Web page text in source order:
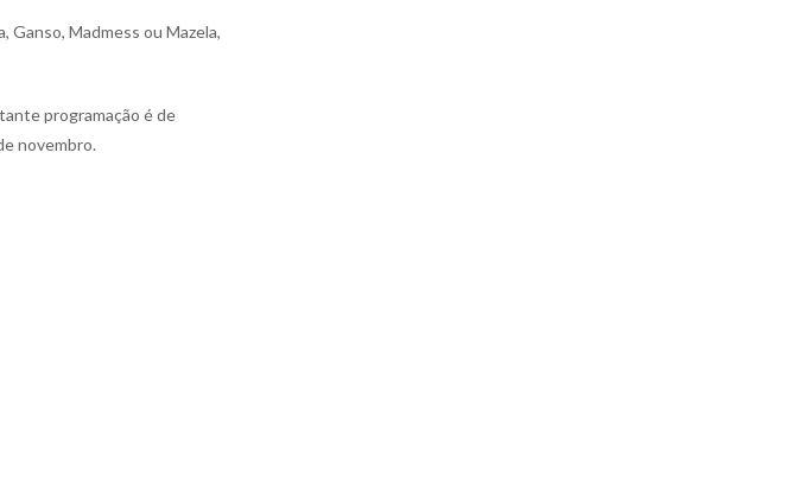
Ganso, Madmess ou Mazela,
programação é de
novembro.